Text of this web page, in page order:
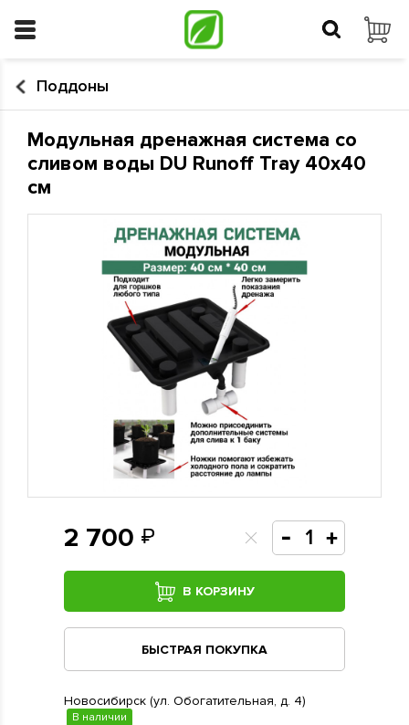
Поддоны
Модульная дренажная система со
сливом воды DU Runoff Tray 40x40
см
2 700
В КОРЗИНУ
БЫСТРАЯ ПОКУПКА
Новосибирск (ул. Обогатительная, д. 4)
В наличии